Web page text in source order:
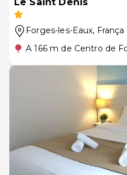
Forges-les-Eaux, França
A 166 m de Centro de